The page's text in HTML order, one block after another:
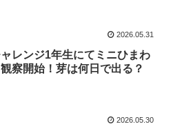
2026.05.31
レンジ1年生にてミニひまわ
観察開始！芽は何日で出る？
2026.05.30